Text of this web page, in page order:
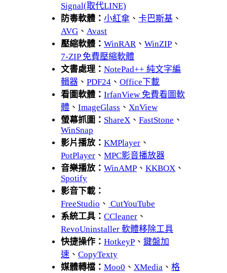
Signal(取代LINE)
防毒軟體： 小紅傘 、 卡巴斯基 、
AVG 、 Avast
壓縮軟體： WinRAR 、 WinZIP 、
7-ZIP 免費壓縮軟體
文書處理： NotePad++ 純文字編
輯器 、 PDF24 、 Office下載
看圖軟體： IrfanView 免費看圖軟
體 、 ImageGlass 、 XnView
螢幕抓圖： ShareX 、 FastStone 、
WinSnap
影片播放： KMPlayer 、
PotPlayer 、 MPC影音播放器
音樂播放： WinAMP 、 KKBOX 、
Spotify
影音下載：
FreeStudio 、 CutYouTube
系統工具： CCleaner 、
RevoUninstaller 軟體移除工具
快捷操作： HotkeyP 、 鍵盤加
速 、 CopyTexty
媒體轉檔： Moo0 、 XMedia 、 格